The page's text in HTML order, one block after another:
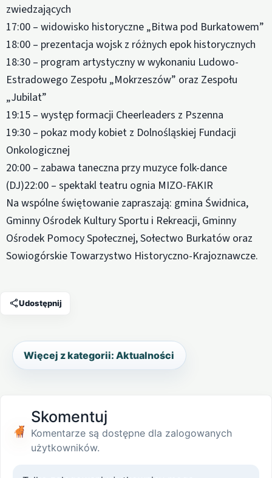
zwiedzających
17:00 – widowisko historyczne „Bitwa pod Burkatowem”
18:00 – prezentacja wojsk z różnych epok historycznych
18:30 – program artystyczny w wykonaniu Ludowo-
Estradowego Zespołu „Mokrzeszów” oraz Zespołu
„Jubilat”
19:15 – występ formacji Cheerleaders z Pszenna
19:30 – pokaz mody kobiet z Dolnośląskiej Fundacji
Onkologicznej
20:00 – zabawa taneczna przy muzyce folk-dance
(DJ)22:00 – spektakl teatru ognia MIZO-FAKIR
Na wspólne świętowanie zapraszają: gmina Świdnica,
Gminny Ośrodek Kultury Sportu i Rekreacji, Gminny
Ośrodek Pomocy Społecznej, Sołectwo Burkatów oraz
Sowiogórskie Towarzystwo Historyczno-Krajoznawcze.
Udostępnij
Więcej z kategorii: Aktualności
Skomentuj
Komentarze są dostępne dla zalogowanych
użytkowników.